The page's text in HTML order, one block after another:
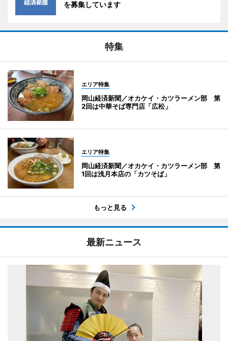
を募集しています
特集
エリア特集
岡山経済新聞／オカケイ・カツラーメン部 第
2回は中華そば専門店「広松」
エリア特集
岡山経済新聞／オカケイ・カツラーメン部 第
1回は浅月本店の「カツそば」
もっと見る
最新ニュース